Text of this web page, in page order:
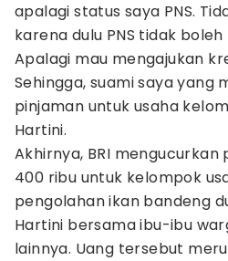
apalagi status saya PNS.
karena dulu PNS tidak
Apalagi mau mengajukan
Sehingga, suami saya yang
pinjaman untuk usaha
Hartini.
Akhirnya, BRI mengucurkan
400 ribu untuk kelompok
pengolahan ikan bandeng
Hartini bersama ibu-ibu
lainnya. Uang tersebut